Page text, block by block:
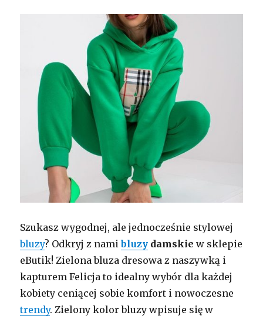
Szukasz wygodnej, ale jednocześnie stylowej
bluzy? Odkryj z namibluzy damskie w sklepie
eButik! Zielona bluza dresowa z naszywką i
kapturem Felicja to idealny wybór dla każdej
kobiety ceniącej sobie komfort i nowoczesne
trendy. Zielony kolor bluzy wpisuje się w